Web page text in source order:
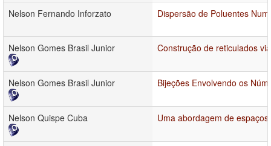
Nelson Fernando Inforzato Dispersão de Poluentes
Nelson Gomes Brasil Junior Construção de reticulados
Nelson Gomes Brasil Junior Bijeções Envolvendo os
Nelson Quispe Cuba Uma abordagem de